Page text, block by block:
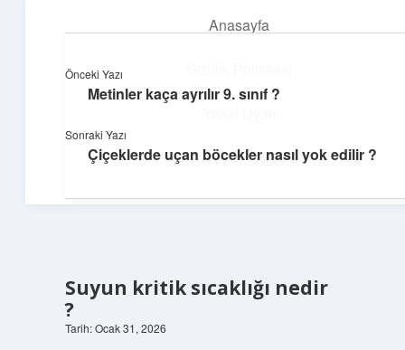
Anasayfa
Hakkımızda
Günlük Hatırlatmalar
Keyifli vakit için kısa ve eğlenceli içerikler.
Suyun kritik sıcaklığı nedir
?
Tarih: Ocak 31, 2026
Önceki Yazı
Metinler kaça ayrılır 9. sınıf ?
Sonraki Yazı
Çiçeklerde uçan böcekler nasıl yok edilir ?